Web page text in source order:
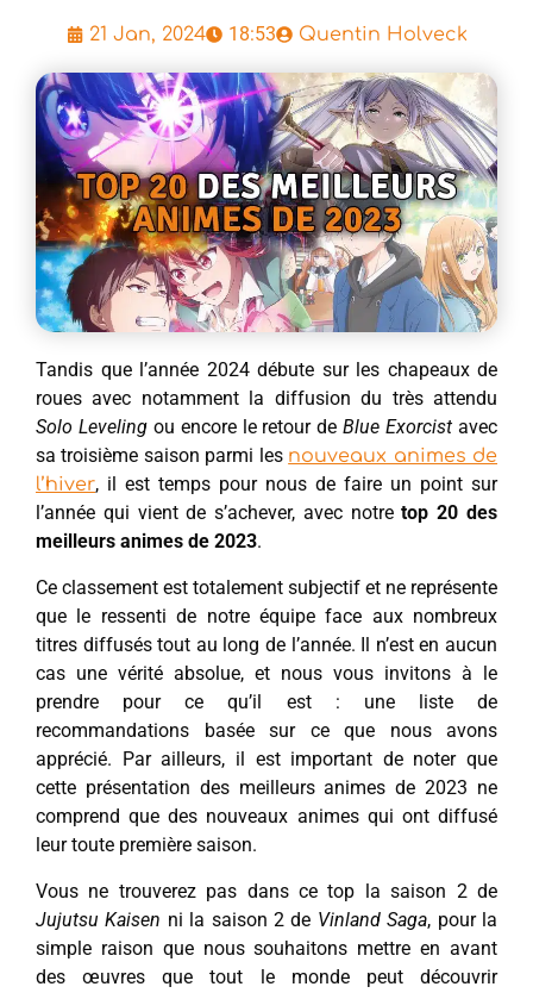
21 Jan, 2024 18:53 Quentin Holveck
Tandis que l’année 2024 débute sur les chapeaux de
roues avec notamment la diffusion du très attendu
Solo Levelingou encore le retour deBlue Exorcist avec
sa troisième saison parmi les nouveaux animes de
l’hiver, il est temps pour nous de faire un point sur
l’année qui vient de s’achever, avec notretop 20 des
meilleurs animes de 2023.
Ce classement est totalement subjectif et ne représente
que le ressenti de notre équipe face aux nombreux
titres diffusés tout au long de l’année. Il n’est en aucun
cas une vérité absolue, et nous vous invitons à le
prendre pour ce qu’il est : une liste de
recommandations basée sur ce que nous avons
apprécié. Par ailleurs, il est important de noter que
cette présentation des meilleurs animes de 2023 ne
comprend que des nouveaux animes qui ont diffusé
leur toute première saison.
Vous ne trouverez pas dans ce top la saison 2 de
Jujutsu Kaisen ni la saison 2 de Vinland Saga, pour la
simple raison que nous souhaitons mettre en avant
des œuvres que tout le monde peut découvrir